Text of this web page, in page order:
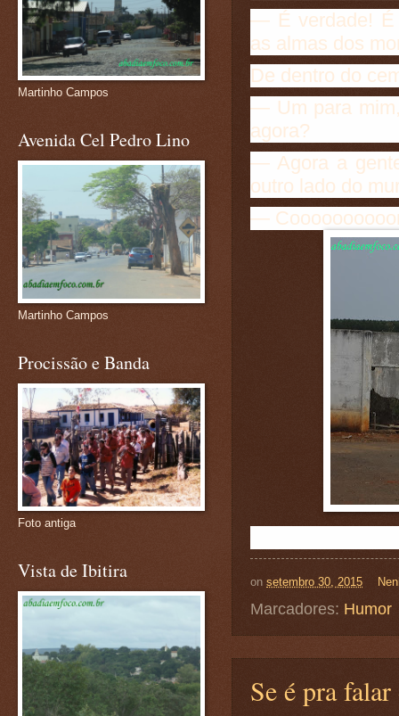
— É verdade! É
as almas dos
De dentro do
— Um para
agora?
— Agora a
outro lado do
—
on setembro 30, 2015
Marcadores: Humor
Se é pra
Martinho Campos
Avenida Cel Pedro Lino
Martinho Campos
Procissão e Banda
Foto antiga
Vista de Ibitira